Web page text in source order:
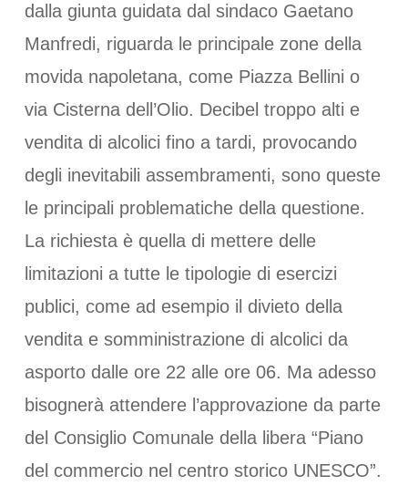
dalla giunta guidata dal sindaco Gaetano
Manfredi, riguarda le principale zone della
movida napoletana, come Piazza Bellini o
via Cisterna dell’Olio. Decibel troppo alti e
vendita di alcolici fino a tardi, provocando
degli inevitabili assembramenti, sono queste
le principali problematiche della questione.
La richiesta è quella di mettere delle
limitazioni a tutte le tipologie di esercizi
publici, come ad esempio il divieto della
vendita e somministrazione di alcolici da
asporto dalle ore 22 alle ore 06. Ma adesso
bisognerà attendere l’approvazione da parte
del Consiglio Comunale della libera “Piano
del commercio nel centro storico UNESCO”.